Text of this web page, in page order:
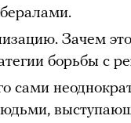
Зачем
борьбы с
сами